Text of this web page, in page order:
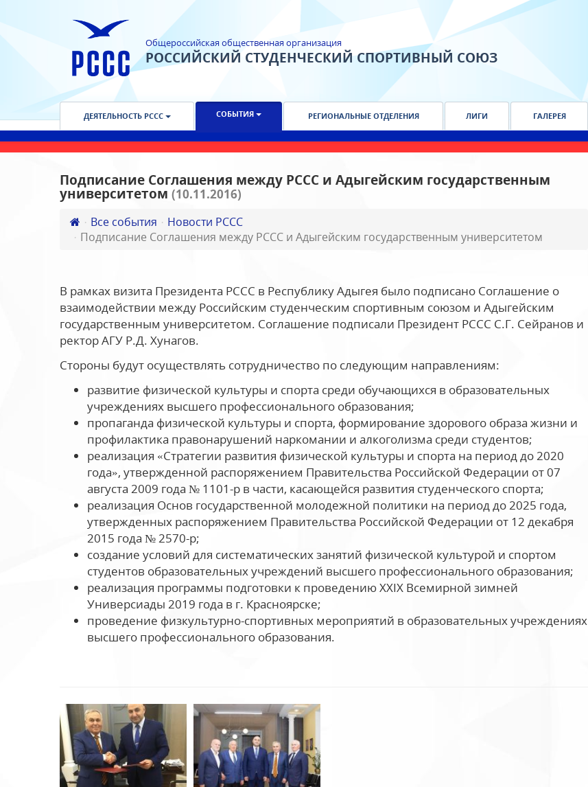
Общероссийская общественная организация
РОССИЙСКИЙ СТУДЕНЧЕСКИЙ СПОРТИВНЫЙ СОЮЗ
ДЕЯТЕЛЬНОСТЬ РССС СОБЫТИЯ РЕГИОНАЛЬНЫЕ ОТДЕЛЕНИЯ ЛИГИ ГАЛЕРЕЯ
Подписание Соглашения между РССС и Адыгейским государственным
университетом (10.11.2016)
Все события
Новости РССС
Подписание Соглашения между РССС и Адыгейским государственным университетом
В рамках визита Президента РССС в Республику Адыгея было подписано Соглашение о
взаимодействии между Российским студенческим спортивным союзом и Адыгейским
государственным университетом. Соглашение подписали Президент РССС С.Г. Сейранов и
ректор АГУ Р.Д. Хунагов.
Стороны будут осуществлять сотрудничество по следующим направлениям:­
развитие физической культуры и спорта среди обучающихся в образовательных
учреждениях высшего профессионального образования;
пропаганда физической культуры и спорта, формирование здорового образа жизни и
профилактика правонарушений наркомании и алкоголизма среди студентов;
реализация «Стратегии развития физической культуры и спорта на период до 2020
года», утвержденной распоряжением Правительства Российской Федерации от 07
августа 2009 года № 1101-р в части, касающейся развития студенческого спорта;
реализация Основ государственной молодежной политики на период до 2025 года,
утвержденных распоряжением Правительства Российской Федерации от 12 декабря
2015 года № 2570-р;
создание условий для систематических занятий физической культурой и спортом
студентов образовательных учреждений высшего профессионального образования;
реализация программы подготовки к проведению XXIX Всемирной зимней
Универсиады 2019 года в г. Красноярске;
проведение физкультурно-спортивных мероприятий в образовательных учреждениях
высшего профессионального образования.